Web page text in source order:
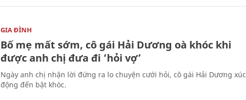
GIA ĐÌNH
Bố mẹ mất sớm, cô gái Hải Dương oà khóc khi
được anh chị đưa đi ‘hỏi vợ’
Ngày anh chị nhận lời đứng ra lo chuyện cưới hỏi, cô gái Hải Dương xúc
động đến bật khóc.